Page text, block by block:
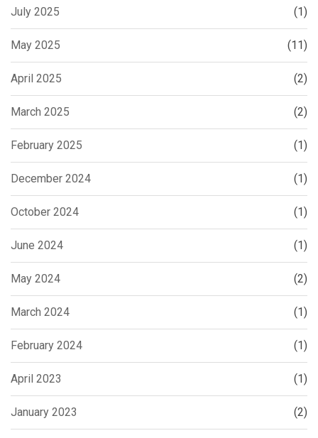
July 2025 (1)
May 2025 (11)
April 2025 (2)
March 2025 (2)
February 2025 (1)
December 2024 (1)
October 2024 (1)
June 2024 (1)
May 2024 (2)
March 2024 (1)
February 2024 (1)
April 2023 (1)
January 2023 (2)